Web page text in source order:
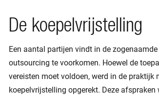
De koepelvrijstelling
Een aantal partijen vindt in de
outsourcing te voorkomen. Hoewel de
vereisten moet voldoen, werd in de praktijk
koepelvrijstelling opgerekt. Deze